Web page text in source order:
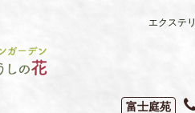
エクステ
富士庭苑